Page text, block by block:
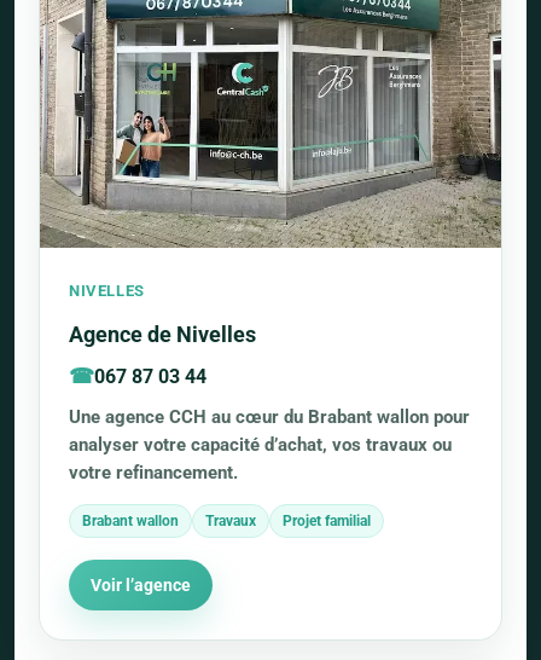
NIVELLES
Agence de Nivelles
067 87 03 44
Une agence CCH au cœur du Brabant wallon pour
analyser votre capacité d’achat, vos travaux ou
votre refinancement.
Brabant wallon Travaux Projet familial
Voir l’agence